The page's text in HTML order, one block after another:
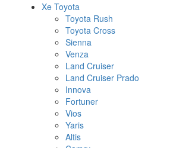
Xe Toyota
Toyota Rush
Toyota Cross
Sienna
Venza
Land Cruiser
Land Cruiser Prado
Innova
Fortuner
Vios
Yaris
Altis